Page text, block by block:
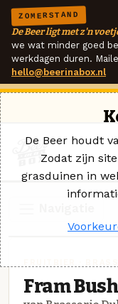
ZOMERSTAND
De Beer ligt met z'n
we wat minder goed
werkdagen duren.
hello@beerinabox.nl
Fram Bush
De Beer houdt
Zodat zijn
grasduinen in